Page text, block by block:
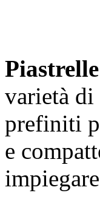
varietà di
prefiniti
e